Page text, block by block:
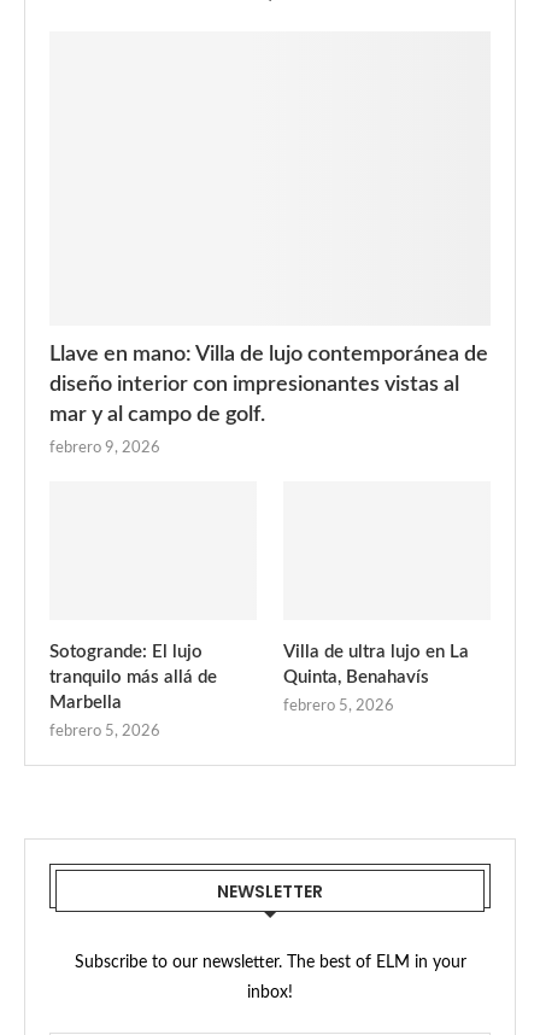
Llave en mano: Villa de lujo contemporánea de
diseño interior con impresionantes vistas al
mar y al campo de golf.
febrero 9, 2026
Sotogrande: El lujo
tranquilo más allá de
Marbella
febrero 5, 2026
Villa de ultra lujo en La
Quinta, Benahavís
febrero 5, 2026
NEWSLETTER
Subscribe to our newsletter. The best of ELM in your
inbox!